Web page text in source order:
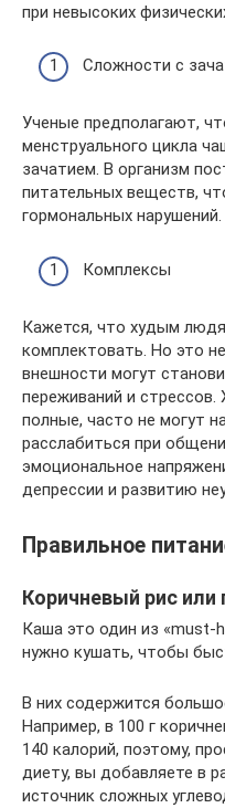
при невысоких
Сложности с
Ученые предполагают,
менструального цикла
зачатием. В организм
питательных веществ,
гормональных нарушений.
Комплексы
Кажется, что худым
комплектовать. Но это
внешности могут
переживаний и
полные, часто не могут
расслабиться при
эмоциональное
депрессии и развитию
Правильное
Коричневый рис или
Каша это один из «must-
нужно кушать, чтобы
В них содержится
Например, в 100 г
140 калорий, поэтому,
диету, вы добавляете в
источник сложных